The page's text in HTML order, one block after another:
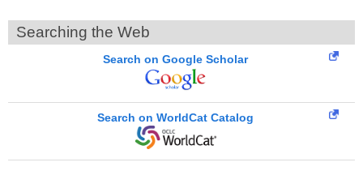
Searching the Web
Search on Google Scholar
Search on WorldCat Catalog